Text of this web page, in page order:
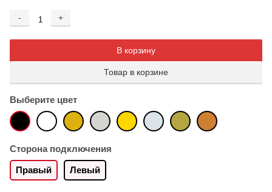
-
+
В корзину
Товар в корзине
Выберите цвет
Сторона подключения
Правый Левый